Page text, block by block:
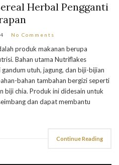
Herbal Pengganti
No Comments
produk makanan berupa
Bahan utama Nutriflakes
utuh, jagung, dan biji-bijian
bahan tambahan bergizi seperti
biji chia. Produk ini didesain untuk
dan dapat membantu
Continue Reading